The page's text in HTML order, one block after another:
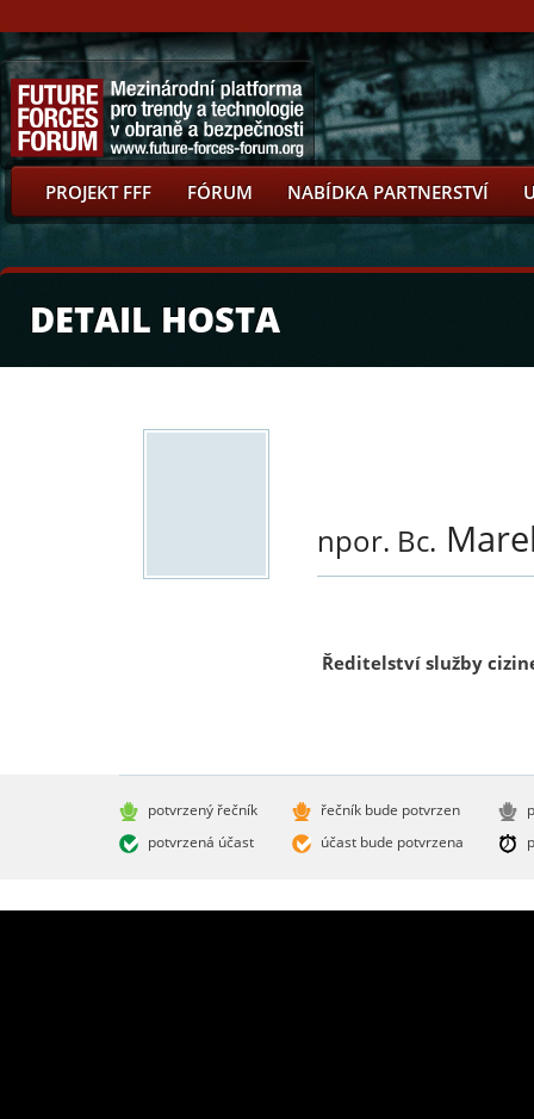
PROJEKT FFF FÓRUM NABÍDKA PARTNERSTVÍ
DETAIL HOSTA
npor. Bc.
Ředitelství služby
potvrzený řečník
potvrzená účast
řečník bude potvrzen
účast bude potvrzena